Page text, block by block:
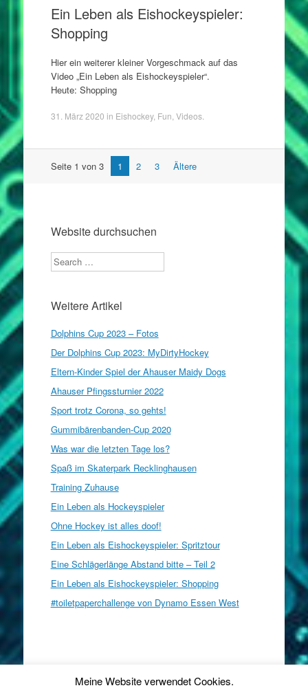
Ein Leben als Eishockeyspieler:
Shopping
Hier ein weiterer kleiner Vorgeschmack auf das
Video „Ein Leben als Eishockeyspieler“.
Heute: Shopping
31. März 2020 in Eishockey, Fun Videos.
Artikel
Seite 1 von 3 1 2 3 Ältere
Website durchsuchen
Search
Weitere Artikel
Dolphins Cup 2023 – Fotos
Der Dolphins Cup 2023: MyDirtyHockey
Eltern-Kinder Spiel der Ahauser Maidy Dogs
Ahauser Pfingssturnier 2022
Sport trotz Corona, so gehts!
Gummibärenbanden-Cup 2020
Was war die letzten Tage los?
Spaß im Skaterpark Recklinghausen
Training Zuhause
Ein Leben als Hockeyspieler
Ohne Hockey ist alles doof!
Ein Leben als Eishockeyspieler: Spritztour
Eine Schlägerlänge Abstand bitte – Teil 2
Ein Leben als Eishockeyspieler: Shopping
#toiletpaperchallenge von Dynamo Essen West
Datenschutz-Impressum
Meine Website verwendet Cookies.